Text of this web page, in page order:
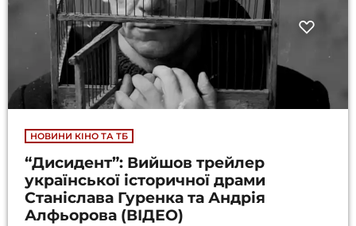
НОВИНИ КІНО ТА ТБ
“Дисидент”: Вийшов трейлер
української історичної драми
Станіслава Гуренка та Андрія
Алфьорова (ВІДЕО)